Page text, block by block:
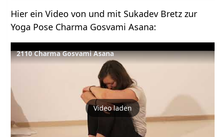
Hier ein Video von und mit Sukadev Bretz zur
Yoga Pose Charma Gosvami Asana:
2110 Charma Gosvami Asana
Video laden